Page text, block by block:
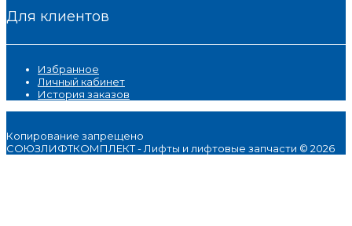
Для клиентов
Избранное
Личный кабинет
История заказов
Копирование запрещено
СОЮЗЛИФТКОМПЛЕКТ - Лифты и лифтовые запчасти © 2026